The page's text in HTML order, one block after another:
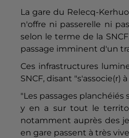
La gare du Relecq-
n'offre ni passerelle ni
selon le terme de la
passage imminent d'un
Ces infrastructures
SNCF, disant "s'associe(r)
"Les passages
y en a sur tout le
notamment auprès des
en gare passent à très vive